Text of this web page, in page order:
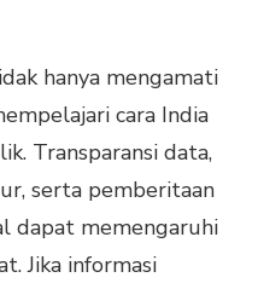
hanya mengamati
cara India
Transparansi data,
serta pemberitaan
dapat memengaruhi
Jika informasi